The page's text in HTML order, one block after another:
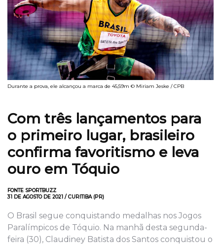
Durante a prova, ele alcançou a marca de 45,59m © Miriam Jeske / CPB
Com três lançamentos para
o primeiro lugar, brasileiro
confirma favoritismo e leva
ouro em Tóquio
FONTE SPORTBUZZ
31 DE AGOSTO DE 2021 / CURITIBA (PR)
O Brasil segue conquistando medalhas nos Jogos
Paralímpicos de Tóquio. Na manhã desta segunda-
feira (30), Claudiney Batista dos Santos conquistou o